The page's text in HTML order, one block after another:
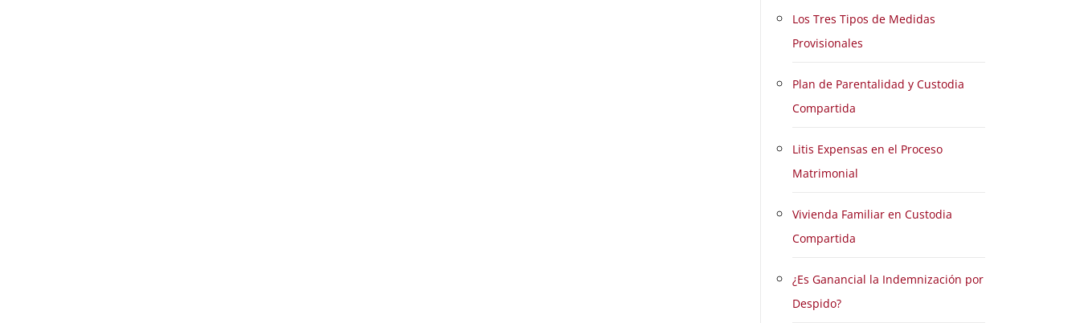
Los Tres Tipos de Medidas
Provisionales
Plan de Parentalidad y Custodia
Compartida
Litis Expensas en el Proceso
Matrimonial
Vivienda Familiar en Custodia
Compartida
¿Es Ganancial la Indemnización por
Despido?